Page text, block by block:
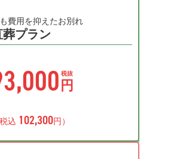
費用を抑えたお別れ
葬プラン
税抜
円
税込 102,300円）